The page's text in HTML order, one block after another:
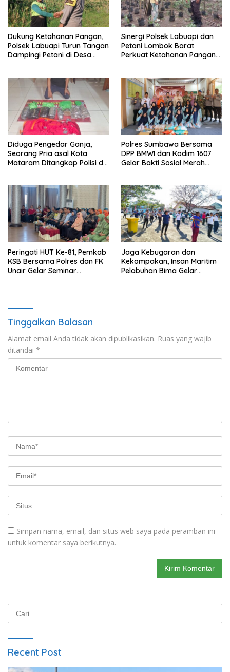
Dukung Ketahanan Pangan,
Polsek Labuapi Turun Tangan
Dampingi Petani di Desa
Sinergi Polsek Labuapi dan
Petani Lombok Barat
Perkuat Ketahanan Pangan
Diduga Pengedar Ganja,
Seorang Pria asal Kota
Mataram Ditangkap Polisi di
Polres Sumbawa Bersama
DPP BMWI dan Kodim 1607
Gelar Bakti Sosial Merah
Peringati HUT Ke-81, Pemkab
KSB Bersama Polres dan FK
Unair Gelar Seminar
Jaga Kebugaran dan
Kekompakan, Insan Maritim
Pelabuhan Bima Gelar
Tinggalkan Balasan
Alamat email Anda tidak akan dipublikasikan. Ruas yang wajib
ditandai *
Simpan nama, email, dan situs web saya pada peramban ini
untuk komentar saya berikutnya.
Cari
untuk:
Recent Post